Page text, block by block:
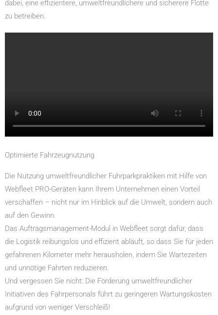
dabei, eine effizientere, umweltfreundlichere und sicherere Flotte
zu betreiben.
Optimierte Fahrzeugnutzung
Die Nutzung umweltfreundlicher Fuhrparkpraktiken mit Hilfe von
Webfleet PRO-Geräten kann Ihrem Unternehmen einen Vorteil
verschaffen – nicht nur im Hinblick auf die Umwelt, sondern auch
auf den Gewinn.
Das Auftragsmanagement-Modul in Webfleet sorgt dafür, dass
die Logistik reibungslos und effizient abläuft, so dass Sie für jeden
gefahrenen Kilometer mehr herausholen, indem Sie Wartezeiten
und unnötige Fahrten reduzieren.
Und vergessen Sie nicht: Die Förderung umweltfreundlicher
Initiativen des Fahrpersonals führt zu geringeren Wartungskosten
aufgrund von weniger Verschleiß!